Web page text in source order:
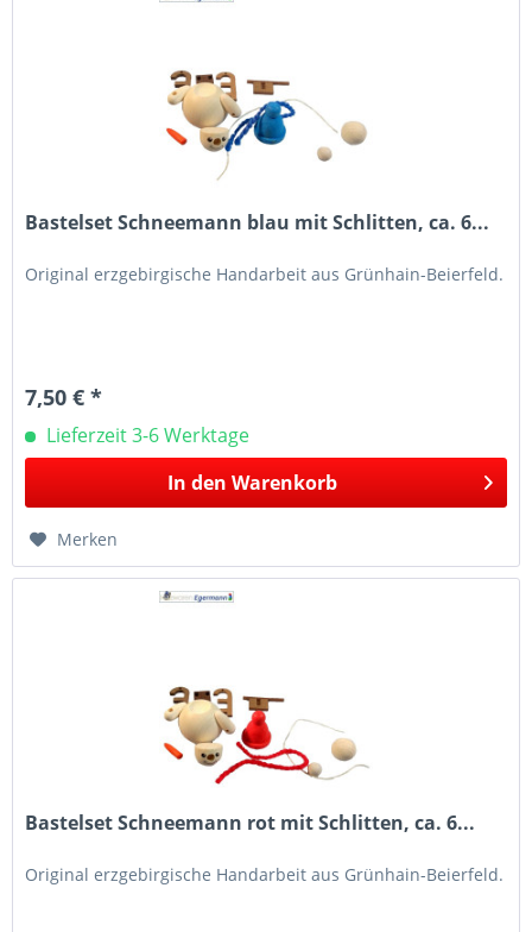
Bastelset Schneemann blau mit Schlitten, ca. 6...
Original erzgebirgische Handarbeit aus Grünhain-Beierfeld.
7,50 € *
Lieferzeit 3-6 Werktage
In den Warenkorb
Merken
Bastelset Schneemann rot mit Schlitten, ca. 6...
Original erzgebirgische Handarbeit aus Grünhain-Beierfeld.